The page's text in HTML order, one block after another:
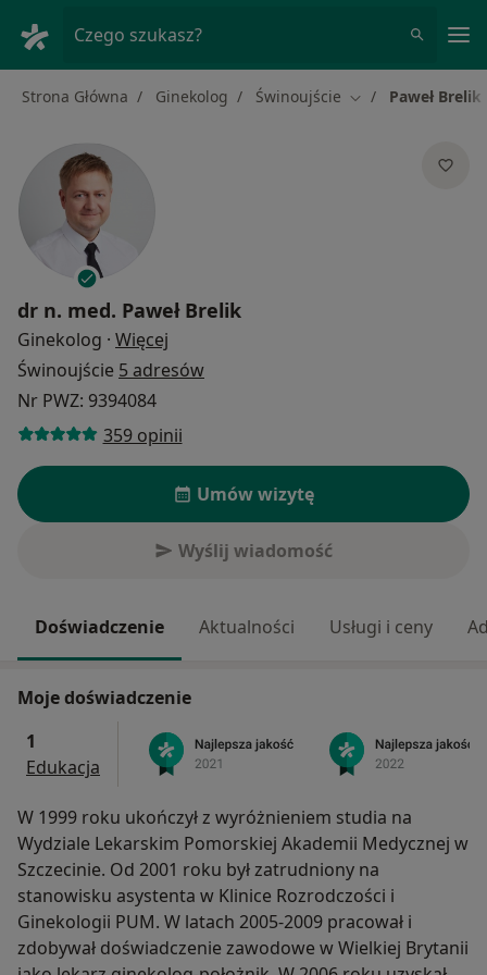
Czego szukasz?
Strona Główna Ginekolog Świnoujście Zmień miasto
Paweł Brelik
dr n. med. Paweł Brelik
Ginekolog · Więcej
Świnoujście 5 adresów
Nr PWZ: 9394084
359 opinii
Umów wizytę
Wyślij wiadomość
Doświadczenie Aktualności Usługi i ceny
Moje doświadczenie
1
Edukacja
W 1999 roku ukończył z wyróżnieniem studia na
Wydziale Lekarskim Pomorskiej Akademii Medycznej w
Szczecinie. Od 2001 roku był zatrudniony na
stanowisku asystenta w Klinice Rozrodczości i
Ginekologii PUM. W latach 2005-2009 pracował i
zdobywał doświadczenie zawodowe w Wielkiej Brytanii